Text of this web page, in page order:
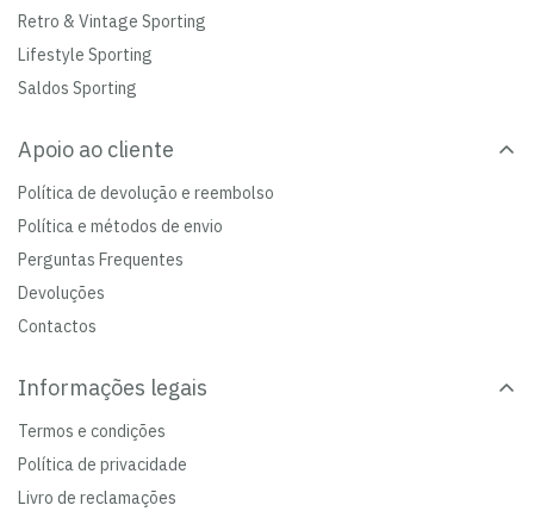
Retro & Vintage Sporting
Lifestyle Sporting
Saldos Sporting
Apoio ao cliente
Política de devolução e reembolso
Política e métodos de envio
Perguntas Frequentes
Devoluções
Contactos
Informações legais
Termos e condições
Política de privacidade
Livro de reclamações